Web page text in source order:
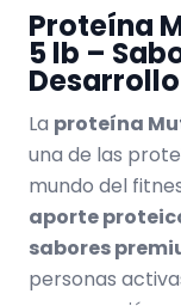
Proteína
5 lb –
La proteína
una de las
mundo del
aporte
sabores
personas